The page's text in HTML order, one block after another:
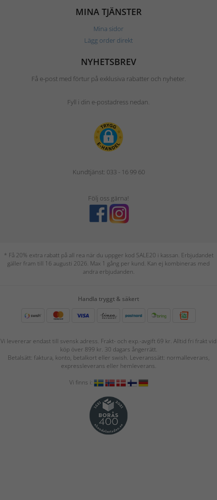
MINA TJÄNSTER
Mina sidor
Lägg order direkt
NYHETSBREV
Få e-post med förtur på exklusiva rabatter och nyheter.
Fyll i din e-postadress nedan.
Kundtjänst: 033 - 16 99 60
Följ oss gärna!
* Få 20% extra rabatt på all rea när du uppger kod SALE20 i kassan. Erbjudandet
gäller fram till 16 augusti 2026. Max 1 gång per kund. Kan ej kombineras med
andra erbjudanden.
Handla tryggt & säkert
Vi levererar endast till svensk adress. Frakt- och exp.-avgift 69 kr. Alltid fri frakt vid
köp över 899 kr. 30 dagars ångerrätt.
Betalsätt: faktura, konto, betalkort eller swish. Leveranssätt: normalleverans,
expressleverans eller hemleverans.
Vi finns i: